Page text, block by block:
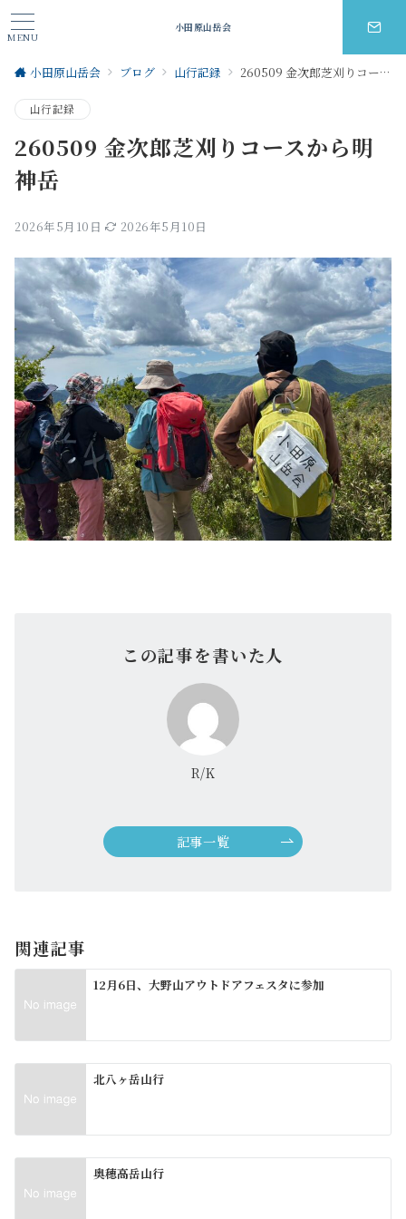
MENU
小田原山岳会
小田原山岳会 ブログ 山行記録 260509 金次郎芝刈りコースから明神岳
山行記録
260509 金次郎芝刈りコースから明
神岳
2026年5月10日 2026年5月10日
この記事を書いた人
R/K
記事一覧
関連記事
12月6日、大野山アウトドアフェスタに参加
北八ヶ岳山行
奥穂高岳山行